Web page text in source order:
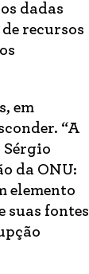
dadas
recursos
em
“A
Sérgio
da ONU:
elemento
suas fontes